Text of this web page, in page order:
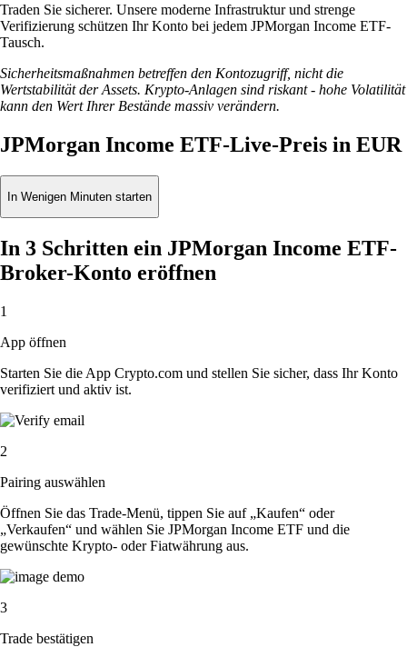
Traden Sie sicherer. Unsere moderne Infrastruktur und strenge
Verifizierung schützen Ihr Konto bei jedem JPMorgan Income ETF-
Tausch.
Sicherheitsmaßnahmen betreffen den Kontozugriff, nicht die
Wertstabilität der Assets. Krypto-Anlagen sind riskant - hohe Volatilität
kann den Wert Ihrer Bestände massiv verändern.
JPMorgan Income ETF-Live-Preis in EUR
In Wenigen Minuten starten
In 3 Schritten ein JPMorgan Income ETF-
Broker-Konto eröffnen
1
App öffnen
Starten Sie die App Crypto.com und stellen Sie sicher, dass Ihr Konto
verifiziert und aktiv ist.
2
Pairing auswählen
Öffnen Sie das Trade-Menü, tippen Sie auf „Kaufen“ oder
„Verkaufen“ und wählen Sie JPMorgan Income ETF und die
gewünschte Krypto- oder Fiatwährung aus.
3
Trade bestätigen